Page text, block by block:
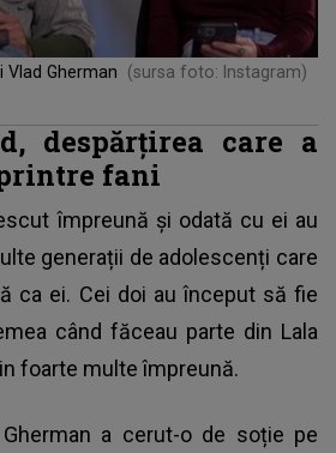
Vlad Gherman (sursa foto: Instagram)
despărțirea care a
fani
împreună și odată cu ei au
generații de adolescenți care
ca ei. Cei doi au început să fie
când făceau parte din Lala
foarte multe împreună.
a cerut-o de soție pe